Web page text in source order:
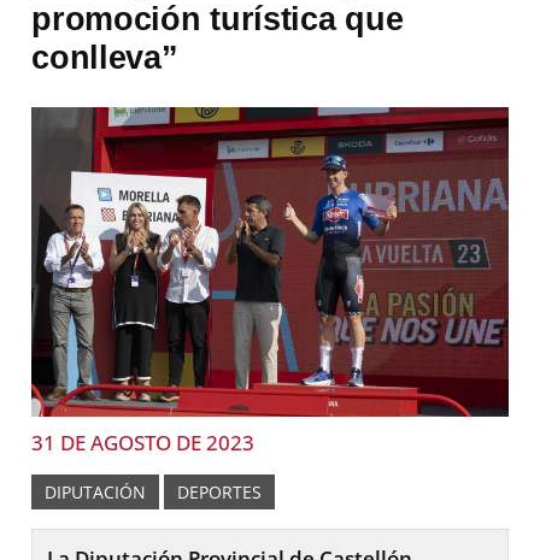
promoción turística que
conlleva”
31 DE AGOSTO DE 2023
DIPUTACIÓN DEPORTES